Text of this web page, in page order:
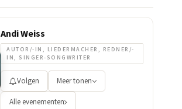
Andi Weiss
AUTOR/-IN, LIEDERMACHER, REDNER/-
IN, SINGER-SONGWRITER
Volgen Meer tonen
Alle evenementen